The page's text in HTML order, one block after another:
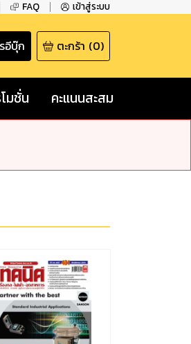
FAQ เข้าสู่ระบบ
อีบุ๊ก ตะกร้า (0)
มชั่น คะแนนสะสม